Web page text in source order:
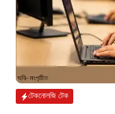
টেকনোলজি টেক